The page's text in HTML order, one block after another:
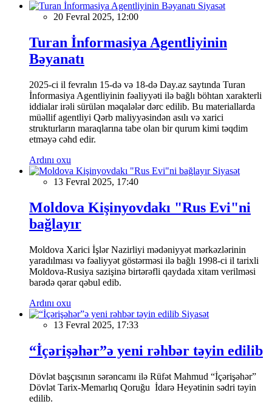
Siyasət
20 Fevral 2025, 12:00
Turan İnformasiya Agentliyinin
Bəyanatı
2025-ci il fevralın 15-də və 18-də Day.az saytında Turan
İnformasiya Agentliyinin fəaliyyəti ilə bağlı böhtan xarakterli
iddialar irəli sürülən məqalələr dərc edilib. Bu materiallarda
müəllif agentliyi Qərb maliyyəsindən asılı və xarici
strukturların maraqlarına tabe olan bir qurum kimi təqdim
etməyə cəhd edir.
Ardını oxu
Siyasət
13 Fevral 2025, 17:40
Moldova Kişinyovdakı "Rus Evi"ni
bağlayır
Moldova Xarici İşlər Nazirliyi mədəniyyət mərkəzlərinin
yaradılması və fəaliyyət göstərməsi ilə bağlı 1998-ci il tarixli
Moldova-Rusiya sazişinə birtərəfli qaydada xitam verilməsi
barədə qərar qəbul edib.
Ardını oxu
Siyasət
13 Fevral 2025, 17:33
“İçərişəhər”ə yeni rəhbər təyin edilib
Dövlət başçısının sərəncamı ilə Rüfət Mahmud “İçərişəhər”
Dövlət Tarix-Memarlıq Qoruğu İdarə Heyətinin sədri təyin
edilib.